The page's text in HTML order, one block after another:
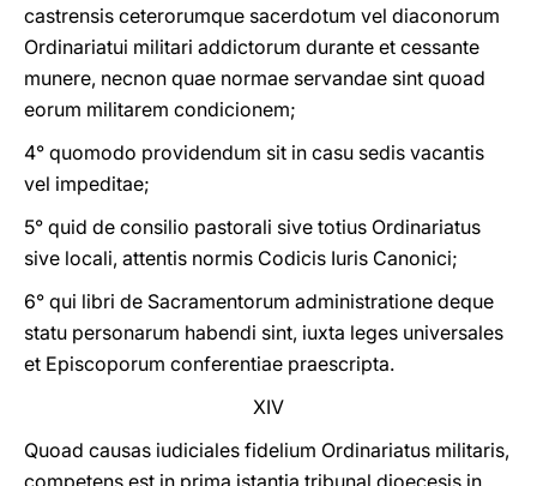
castrensis ceterorumque sacerdotum vel diaconorum
Ordinariatui militari addictorum durante et cessante
munere, necnon quae normae servandae sint quoad
eorum militarem condicionem;
4° quomodo providendum sit in casu sedis vacantis
vel impeditae;
5° quid de consilio pastorali sive totius Ordinariatus
sive locali, attentis normis Codicis Iuris Canonici;
6° qui libri de Sacramentorum administratione deque
statu personarum habendi sint, iuxta leges universales
et Episcoporum conferentiae praescripta.
XIV
Quoad causas iudiciales fidelium Ordinariatus militaris,
competens est in prima istantia tribunal dioecesis in